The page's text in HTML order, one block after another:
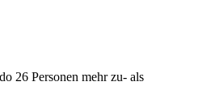
26 Personen mehr zu- als